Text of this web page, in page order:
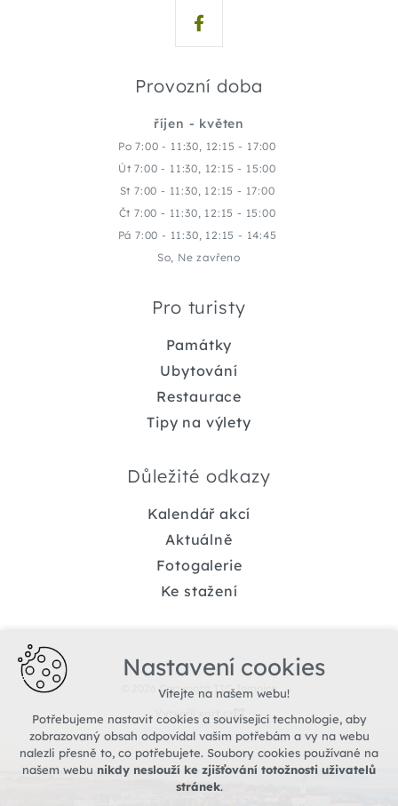
Provozní doba
říjen - květen
Po 7:00 - 11:30, 12:15 - 17:00
Út 7:00 - 11:30, 12:15 - 15:00
St 7:00 - 11:30, 12:15 - 17:00
Čt 7:00 - 11:30, 12:15 - 15:00
Pá 7:00 - 11:30, 12:15 - 14:45
So, Ne zavřeno
Pro turisty
Památky
Ubytování
Restaurace
Tipy na výlety
Důležité odkazy
Kalendář akcí
Aktuálně
Fotogalerie
Ke stažení
© 2026 Copyright TIC Jemnice
Vytvořil xart.cz
Nastavení cookies
Vítejte na našem webu!
Potřebujeme nastavit cookies a související technologie, aby
zobrazovaný obsah odpovídal vašim potřebám a vy na webu
nalezli přesně to, co potřebujete. Soubory cookies používané na
našem webu nikdy neslouží ke zjišťování totožnosti uživatelů
stránek.